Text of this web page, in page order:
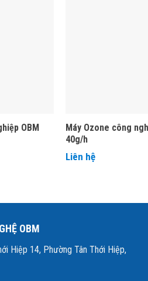
OBM
Máy Ozone công
40g/h
Liên hệ
OBM
Hiệp 14, Phường Tân Thới Hiệp,